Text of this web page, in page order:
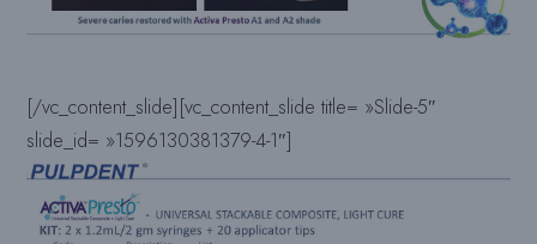
[/vc_content_slide][vc_content_slide title= »Slide-5″
slide_id= »1596130381379-4-1″]